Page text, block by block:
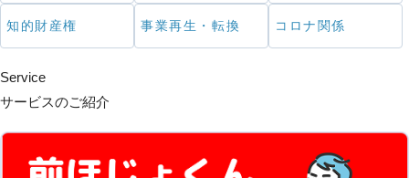
知的財産権 事業再生・転換 コロナ関係
Service
サービスのご紹介